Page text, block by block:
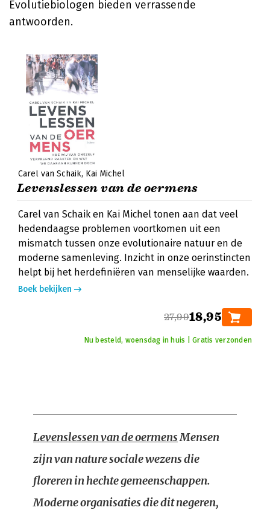
Evolutiebiologen bieden verrassende
antwoorden.
Carel van Schaik Kai Michel
Levenslessen van de oermens
Carel van Schaik en Kai Michel tonen aan dat veel
hedendaagse problemen voortkomen uit een
mismatch tussen onze evolutionaire natuur en de
moderne samenleving. Inzicht in onze oerinstincten
helpt bij het herdefiniëren van menselijke waarden.
Boek bekijken
27,9918,95
Nu besteld, woensdag in huis | Gratis verzonden
Levenslessen van de oermensMensen
zijn van nature sociale wezens die
floreren in hechte gemeenschappen.
Moderne organisaties die dit negeren,